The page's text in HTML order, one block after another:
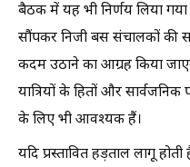
बैठक में यह भी निर्णय लिया
सौंपकर निजी बस संचालकों की
कदम उठाने का आग्रह किया
यात्रियों के हितों और
के लिए भी आवश्यक हैं।
यदि प्रस्तावित हड़ताल लागू